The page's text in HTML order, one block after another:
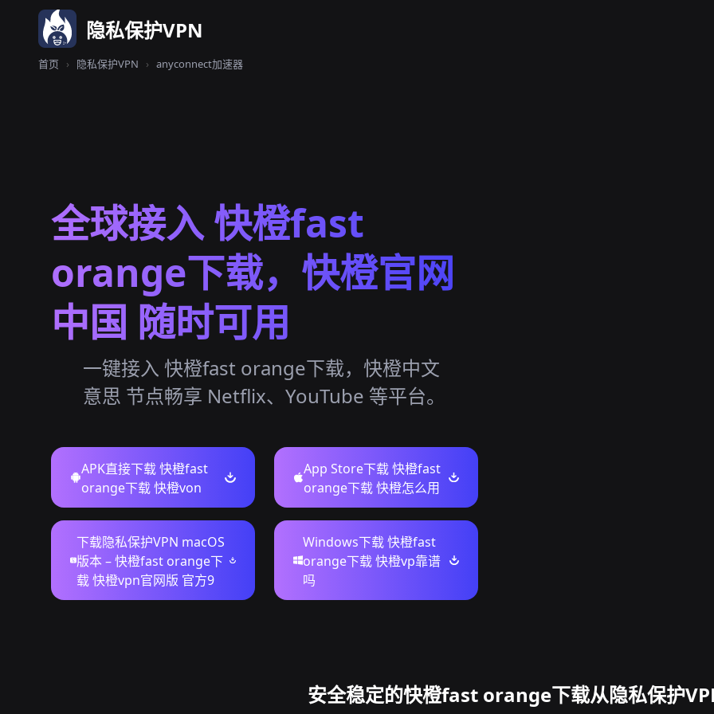
隐私保护VPN
首页 › 隐私保护VPN › anyconnect加速器
全球接入 快橙fast
orange下载，快橙官网
中国 随时可用
一键接入 快橙fast orange下载，快橙中文
意思 节点畅享 Netflix、YouTube 等平台。
APK直接下载 快橙fast
orange下载 快橙von
App Store下载 快橙fast
orange下载 快橙怎么用
下载隐私保护VPN macOS
版本 – 快橙fast orange下
载 快橙vpn官网版 官方9
Windows下载 快橙fast
orange下载 快橙vp靠谱
吗
安全稳定的快橙fast orange下载从隐私保护